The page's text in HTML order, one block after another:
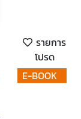
รายการ
โปรด
E-BOOK